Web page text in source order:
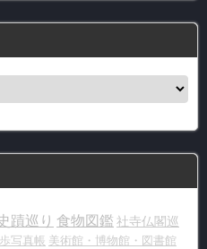
蹟巡り 食物図鑑 社寺仏閣巡
写真帳 美術館・博物館・図書館